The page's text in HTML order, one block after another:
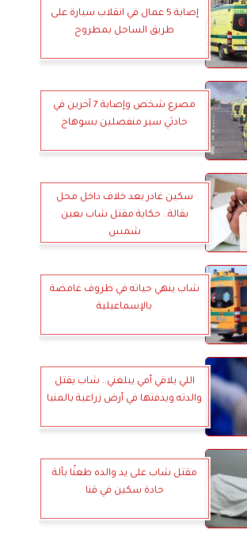
إصابة 5 عمال في انقلاب سيارة على
طريق الساحل بمطروح
مصرع شخص وإصابة 7 آخرين في
حادثي سير منفصلين بسوهاج
سكين غادر بعد خلاف داخل محل
بقالة.. حكاية مقتل شاب بعين
شمس
شاب ينهي حياته في ظروف غامضة
بالإسماعيلية
اللي يلاقي أمي يبلغني.. شاب يقتل
والدته ويدفنها في أرض زراعية بالمنيا
مقتل شاب على يد والده طعنًا بآلة
حادة سكين في قنا